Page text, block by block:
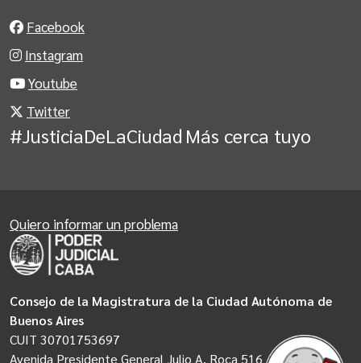
Facebook
Instagram
Youtube
Twitter
#JusticiaDeLaCiudad Más cerca tuyo
Consejo de la Magistratura de la Ciudad Autónoma de
Buenos Aires
CUIT 30701753697
Avenida Presidente General Julio A. Roca 516
Quiero informar un problema